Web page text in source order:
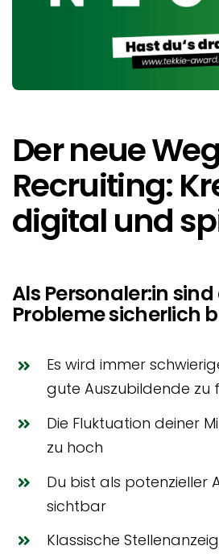
Der neue
Recruiting:
digital und
Als Personaler:in
Probleme sicherlich
Es wird immer
gute Auszubildende zu
Die Fluktuation deiner
zu hoch
Du bist als potenzieller
sichtbar
Klassische